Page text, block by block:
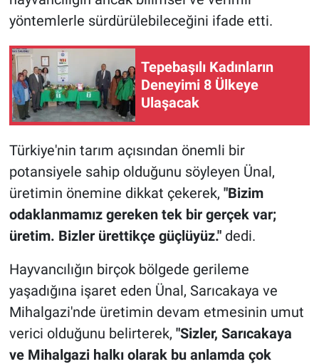
yöntemlerle sürdürülebileceğini ifade etti.
Tepebaşılı Kadınların
Deneyimi 8 Ülkeye
Ulaşacak
Türkiye'nin tarım açısından önemli bir
potansiyele sahip olduğunu söyleyen Ünal,
üretimin önemine dikkat çekerek, "Bizim
odaklanmamız gereken tek bir gerçek var;
üretim. Bizler ürettikçe güçlüyüz."dedi.
Hayvancılığın birçok bölgede gerileme
yaşadığına işaret eden Ünal, Sarıcakaya ve
Mihalgazi'nde üretimin devam etmesinin umut
verici olduğunu belirterek, "Sizler, Sarıcakaya
ve Mihalgazi halkı olarak bu anlamda çok